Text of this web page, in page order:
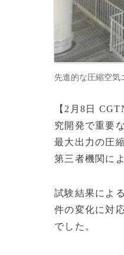
先進的な圧縮空気
【2月8日
究開発で重要
最大出力の圧
第三者機関に
試験結果によ
件の変化に対
でした。